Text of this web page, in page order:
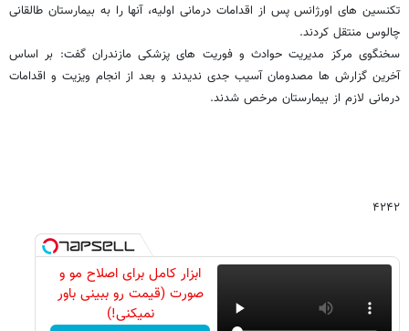
تکنسین های اورژانس پس از اقدامات درمانی اولیه، آنها را به بیمارستان طالقانی
چالوس منتقل کردند.
سخنگوی مرکز مدیریت حوادث و فوریت های پزشکی مازندران گفت: بر اساس
آخرین گزارش ها مصدومان آسیب جدی ندیدند و بعد از انجام ویزیت و اقدامات
درمانی لازم از بیمارستان مرخص شدند.
۴۲۴۲
ابزار کامل برای اصلاح مو و
صورت (قیمت رو ببینی باور
نمیکنی!)